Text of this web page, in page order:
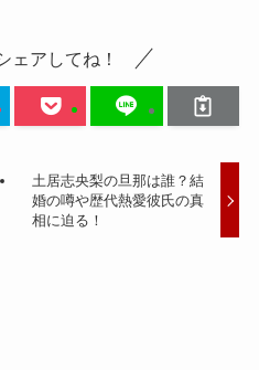
ェアしてね！
土居志央梨の旦那は誰？結
婚の噂や歴代熱愛彼氏の真
相に迫る！